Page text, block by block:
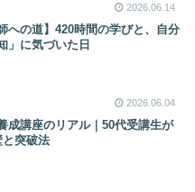
2026.06.14
への道】420時間の学びと、自分
」に気づいた日
2026.06.04
成講座のリアル｜50代受講生が
突破法